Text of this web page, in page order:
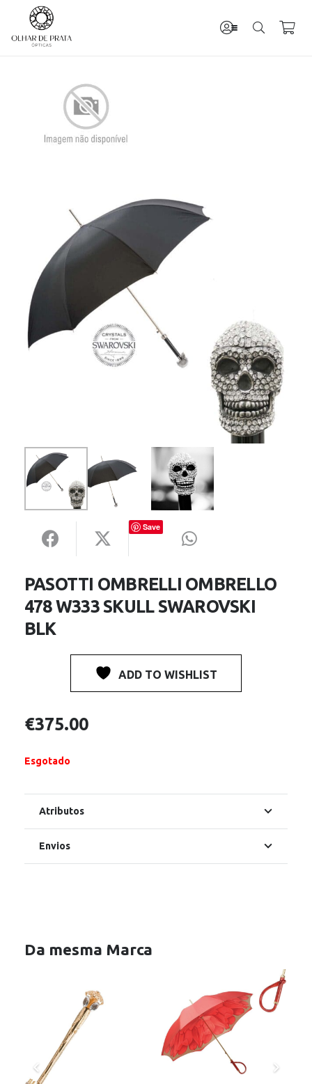
Save
PASOTTI OMBRELLI OMBRELLO
478 W333 SKULL SWAROVSKI
BLK
ADD TO WISHLIST
€375.00
Esgotado
Atributos
Envios
Da mesma Marca